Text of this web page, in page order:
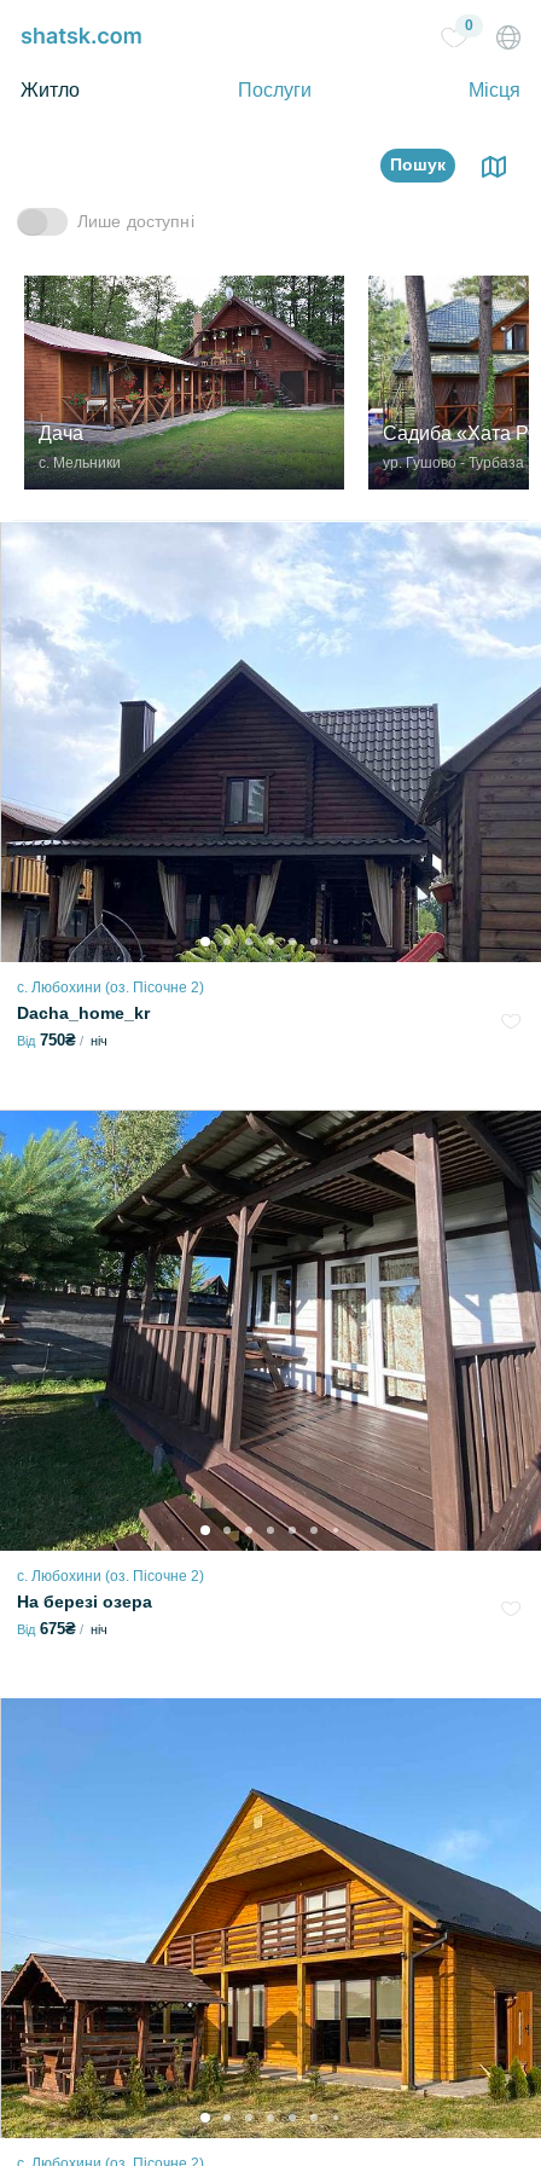
Житло Послуги Місця
0
Пошук
Лише доступні
Дача
с. Мельники
Садиба «Хата
ур. Гушово - Турбаза
с. Любохини (оз. Пісочне 2)
Dacha_home_kr
Від 750₴ ніч
с. Любохини (оз. Пісочне 2)
На березі озера
Від 675₴ ніч